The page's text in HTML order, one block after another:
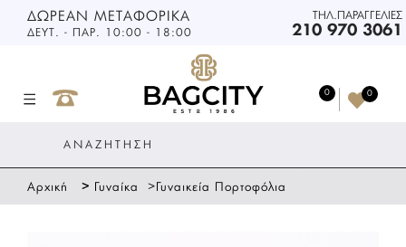
ΔΩΡΕΑΝ ΜΕΤΑΦΟΡΙΚΑ
0 0
ΔΕΥΤ. - ΠΑΡ. 10:00 - 18:00
ΤΗΛ.ΠΑΡΑΓΓΕΛΙΕΣ
210 970 3061
Αρχική > Γυναίκα > Γυναικεία Πορτοφόλια